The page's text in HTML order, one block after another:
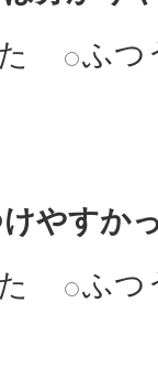
ふつ
やすか
ふつ